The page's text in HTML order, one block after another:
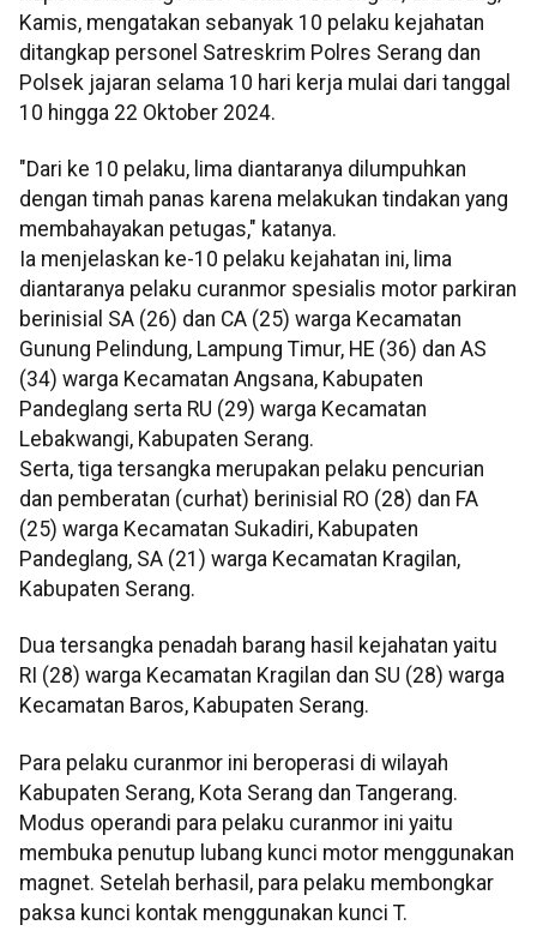
Kamis, mengatakan sebanyak 10 pelaku kejahatan
ditangkap personel Satreskrim Polres Serang dan
Polsek jajaran selama 10 hari kerja mulai dari tanggal
10 hingga 22 Oktober 2024.
"Dari ke 10 pelaku, lima diantaranya dilumpuhkan
dengan timah panas karena melakukan tindakan yang
membahayakan petugas," katanya.
Ia menjelaskan ke-10 pelaku kejahatan ini, lima
diantaranya pelaku curanmor spesialis motor parkiran
berinisial SA (26) dan CA (25) warga Kecamatan
Gunung Pelindung, Lampung Timur, HE (36) dan AS
(34) warga Kecamatan Angsana, Kabupaten
Pandeglang serta RU (29) warga Kecamatan
Lebakwangi, Kabupaten Serang.
Serta, tiga tersangka merupakan pelaku pencurian
dan pemberatan (curhat) berinisial RO (28) dan FA
(25) warga Kecamatan Sukadiri, Kabupaten
Pandeglang, SA (21) warga Kecamatan Kragilan,
Kabupaten Serang.
Dua tersangka penadah barang hasil kejahatan yaitu
RI (28) warga Kecamatan Kragilan dan SU (28) warga
Kecamatan Baros, Kabupaten Serang.
Para pelaku curanmor ini beroperasi di wilayah
Kabupaten Serang, Kota Serang dan Tangerang.
Modus operandi para pelaku curanmor ini yaitu
membuka penutup lubang kunci motor menggunakan
magnet. Setelah berhasil, para pelaku membongkar
paksa kunci kontak menggunakan kunci T.